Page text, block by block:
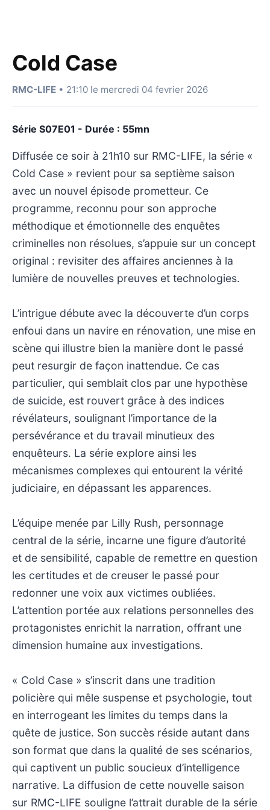
Cold Case
RMC-LIFE • 21:10 le mercredi 04 fevrier 2026
Série S07E01 - Durée : 55mn
Diffusée ce soir à 21h10 sur RMC-LIFE, la série «
Cold Case » revient pour sa septième saison
avec un nouvel épisode prometteur. Ce
programme, reconnu pour son approche
méthodique et émotionnelle des enquêtes
criminelles non résolues, s’appuie sur un concept
original : revisiter des affaires anciennes à la
lumière de nouvelles preuves et technologies.
L’intrigue débute avec la découverte d’un corps
enfoui dans un navire en rénovation, une mise en
scène qui illustre bien la manière dont le passé
peut resurgir de façon inattendue. Ce cas
particulier, qui semblait clos par une hypothèse
de suicide, est rouvert grâce à des indices
révélateurs, soulignant l’importance de la
persévérance et du travail minutieux des
enquêteurs. La série explore ainsi les
mécanismes complexes qui entourent la vérité
judiciaire, en dépassant les apparences.
L’équipe menée par Lilly Rush, personnage
central de la série, incarne une figure d’autorité
et de sensibilité, capable de remettre en question
les certitudes et de creuser le passé pour
redonner une voix aux victimes oubliées.
L’attention portée aux relations personnelles des
protagonistes enrichit la narration, offrant une
dimension humaine aux investigations.
« Cold Case » s’inscrit dans une tradition
policière qui mêle suspense et psychologie, tout
en interrogeant les limites du temps dans la
quête de justice. Son succès réside autant dans
son format que dans la qualité de ses scénarios,
qui captivent un public soucieux d’intelligence
narrative. La diffusion de cette nouvelle saison
sur RMC-LIFE souligne l’attrait durable de la série